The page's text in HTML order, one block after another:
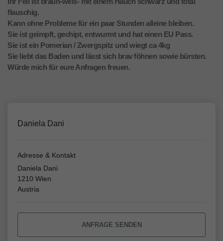
flauschig.
Kann ohne Probleme für ein paar Stunden alleine bleiben.
Sie ist geimpft, gechipt, entwurmt und hat einen EU Pass.
Sie ist ein Pomerian / Zwergspitz und wiegt ca 4kg
Sie liebt das Baden und lässt sich brav föhnen sowie bürsten.
Würde mich für eure Anfragen freuen.
Daniela Dani
Adresse & Kontakt
Daniela Dani
1210 Wien
Austria
ANFRAGE SENDEN